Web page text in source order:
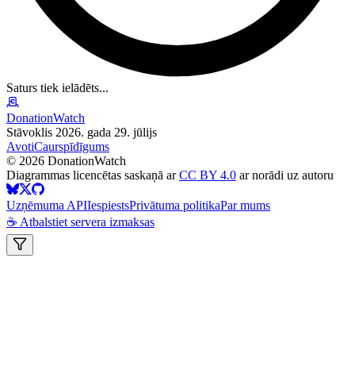
Saturs tiek ielādēts...
DonationWatch
Stāvoklis 2026. gada 29. jūlijs
AvotiCaurspīdīgums
© 2026 DonationWatch
Diagrammas licencētas saskaņā arCC BY 4.0 ar norādi uz autoru
Uzņēmuma APIIespiestsPrivātuma politikaPar mums
☕ Atbalstiet servera izmaksas